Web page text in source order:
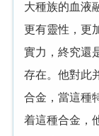
大種族的血液
更有靈性，更
實力，終究還
存在。他對此
合金，當這種
着這種合金，